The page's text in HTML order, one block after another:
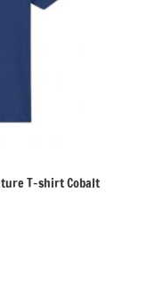
T-shirt Cobalt